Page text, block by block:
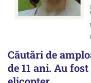
Căutări de
de 11 ani. Au